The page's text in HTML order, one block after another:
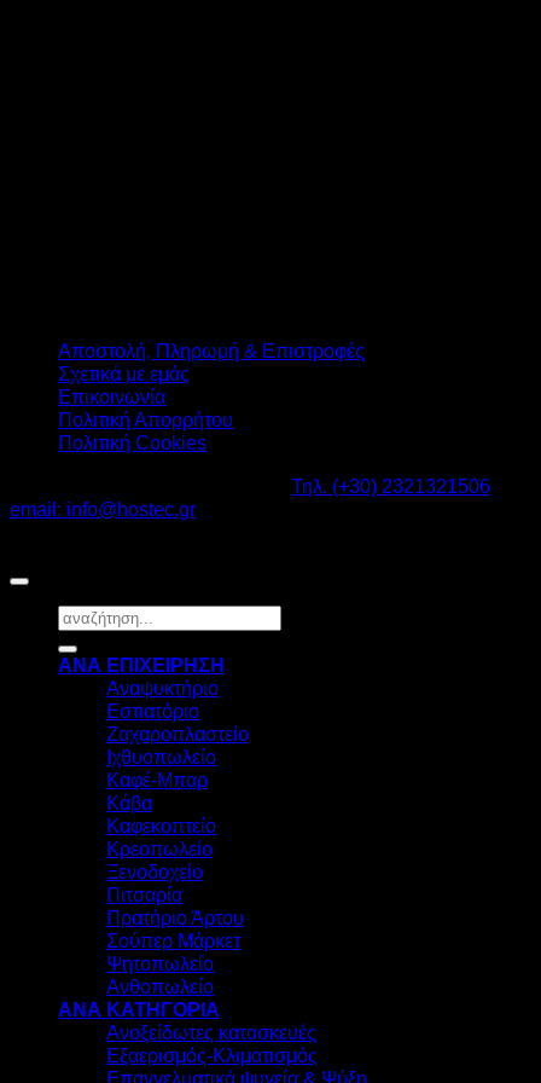
Αποστολή, Πληρωμή & Επιστροφές
Σχετικά με εμάς
Επικοινωνία
Πολιτική Απορρήτου
Πολιτική Cookies
Τηλ. (+30) 2321321506
email: info@hostec.gr
Αναζήτηση
για:
ΑΝΑ ΕΠΙΧΕΙΡΗΣΗ
Αναψυκτήριο
Εστιατόριο
Ζαχαροπλαστείο
Ιχθυοπωλείο
Καφέ-Μπαρ
Κάβα
Καφεκοπτείο
Κρεοπωλείο
Ξενοδοχείο
Πιτσαρία
Πρατήριο Άρτου
Σούπερ Μάρκετ
Ψητοπωλείο
Ανθοπωλείο
ΑΝΑ ΚΑΤΗΓΟΡΙΑ
Ανοξείδωτες κατασκευές
Εξαερισμός-Κλιματισμός
Επαγγελματικά ψυγεία & Ψύξη